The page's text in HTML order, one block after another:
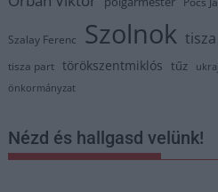
Szalay Ferenc Szolnok tisza
tisza part törökszentmiklós tűz
önkormányzat
Nézd és hallgasd velünk!